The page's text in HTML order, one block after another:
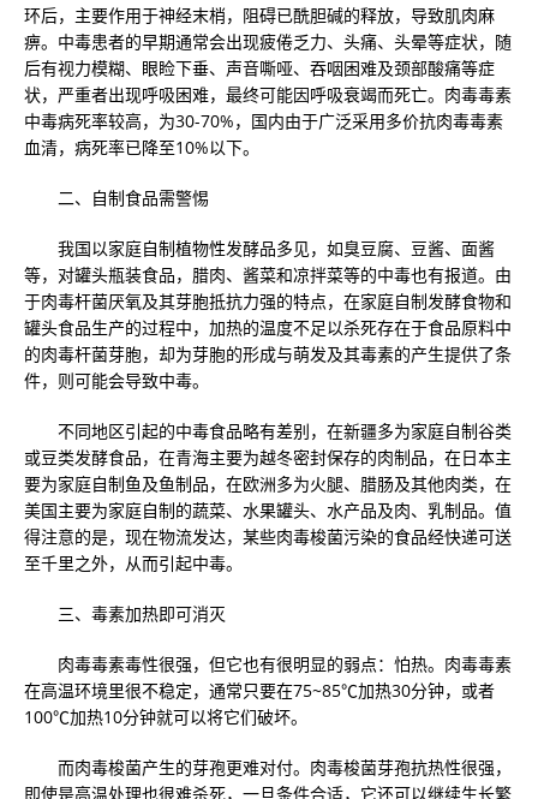
环后，主要作用于神经末梢，阻碍已酰胆碱的释放，导致肌肉麻
痹。中毒患者的早期通常会出现疲倦乏力、头痛、头晕等症状，随
后有视力模糊、眼睑下垂、声音嘶哑、吞咽困难及颈部酸痛等症
状，严重者出现呼吸困难，最终可能因呼吸衰竭而死亡。肉毒毒素
中毒病死率较高，为30-70%，国内由于广泛采用多价抗肉毒毒素
血清，病死率已降至10%以下。
二、自制食品需警惕
我国以家庭自制植物性发酵品多见，如臭豆腐、豆酱、面酱
等，对罐头瓶装食品，腊肉、酱菜和凉拌菜等的中毒也有报道。由
于肉毒杆菌厌氧及其芽胞抵抗力强的特点，在家庭自制发酵食物和
罐头食品生产的过程中，加热的温度不足以杀死存在于食品原料中
的肉毒杆菌芽胞，却为芽胞的形成与萌发及其毒素的产生提供了条
件，则可能会导致中毒。
不同地区引起的中毒食品略有差别，在新疆多为家庭自制谷类
或豆类发酵食品，在青海主要为越冬密封保存的肉制品，在日本主
要为家庭自制鱼及鱼制品，在欧洲多为火腿、腊肠及其他肉类，在
美国主要为家庭自制的蔬菜、水果罐头、水产品及肉、乳制品。值
得注意的是，现在物流发达，某些肉毒梭菌污染的食品经快递可送
至千里之外，从而引起中毒。
三、毒素加热即可消灭
肉毒毒素毒性很强，但它也有很明显的弱点：怕热。肉毒毒素
在高温环境里很不稳定，通常只要在75~85℃加热30分钟，或者
100℃加热10分钟就可以将它们破坏。
而肉毒梭菌产生的芽孢更难对付。肉毒梭菌芽孢抗热性很强，
即使是高温处理也很难杀死，一旦条件合适，它还可以继续生长繁